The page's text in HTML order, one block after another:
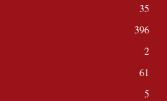
35
396
2
61
5